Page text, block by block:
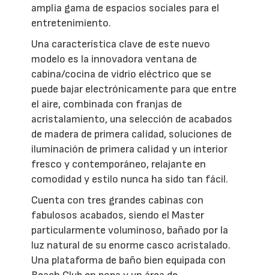
amplia gama de espacios sociales para el
entretenimiento.
Una característica clave de este nuevo
modelo es la innovadora ventana de
cabina/cocina de vidrio eléctrico que se
puede bajar electrónicamente para que entre
el aire, combinada con franjas de
acristalamiento, una selección de acabados
de madera de primera calidad, soluciones de
iluminación de primera calidad y un interior
fresco y contemporáneo, relajante en
comodidad y estilo nunca ha sido tan fácil.
Cuenta con tres grandes cabinas con
fabulosos acabados, siendo el Master
particularmente voluminoso, bañado por la
luz natural de su enorme casco acristalado.
Una plataforma de baño bien equipada con